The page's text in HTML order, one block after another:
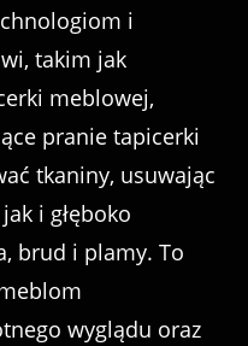
i
takim jak
meblowej,
pranie tapicerki
tkaniny, usuwając
i głęboko
brud i plamy. To
wyglądu oraz